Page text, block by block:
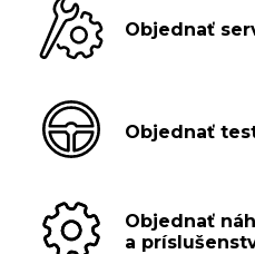
Objednať
Objednať
Objednať
a